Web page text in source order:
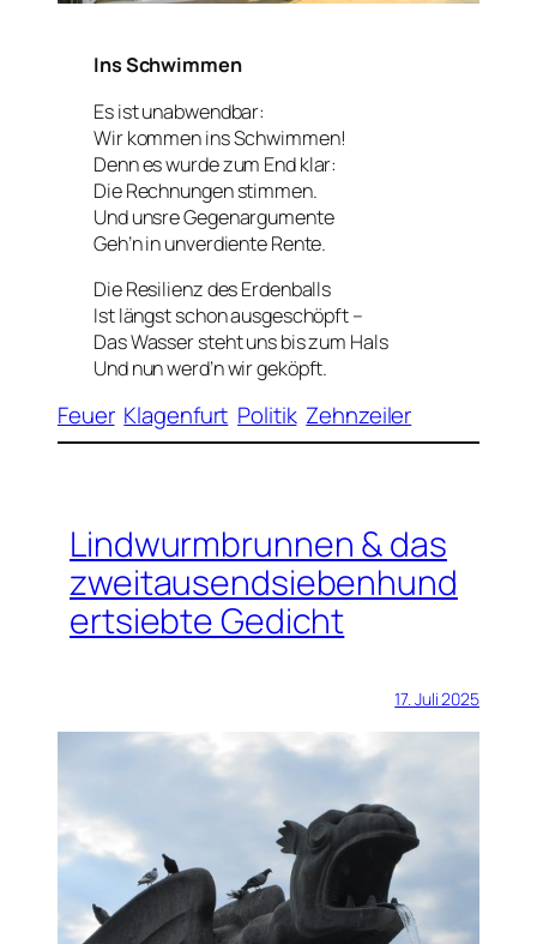
Ins Schwimmen
Es ist unabwendbar:
Wir kommen ins Schwimmen!
Denn es wurde zum End klar:
Die Rechnungen stimmen.
Und unsre Gegenargumente
Geh’n in unverdiente Rente.
Die Resilienz des Erdenballs
Ist längst schon ausgeschöpft –
Das Wasser steht uns bis zum Hals
Und nun werd’n wir geköpft.
Feuer Klagenfurt Politik Zehnzeiler
Lindwurmbrunnen & das
zweitausendsiebenhund
ertsiebte Gedicht
17. Juli 2025